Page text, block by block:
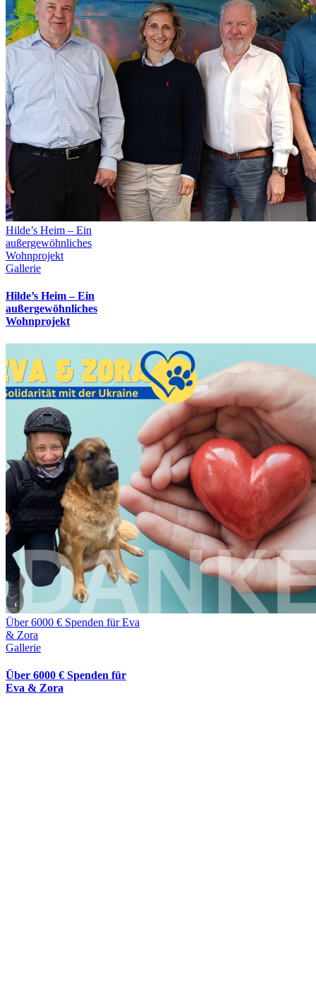
Hilde’s Heim – Ein
außergewöhnliches
Wohnprojekt
Gallerie
Hilde’s Heim – Ein
außergewöhnliches
Wohnprojekt
Über 6000 € Spenden für Eva
& Zora
Gallerie
Über 6000 € Spenden für
Eva & Zora